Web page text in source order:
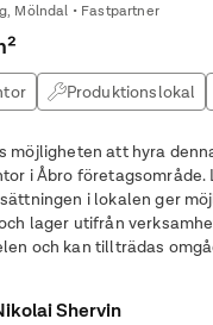
Mölndal • Fastpartner
Produktionslokal
möjligheten att hyra
företagsområde. Lokalen är ca 266 m och
i lokalen ger
utifrån verksamhetens behov.
Shervin